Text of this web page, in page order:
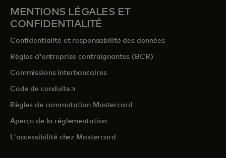
MENTIONS LÉGALES ET
CONFIDENTIALITÉ
Confidentialité et responsabilité des données
Règles d'entreprise contraignantes (BCR)
Commissions interbancaires
Code de conduites’ouvre dans un nouvel onglet
Règles de commutation Mastercard
Aperçu de la réglementation
L'accessibilité chez Mastercard